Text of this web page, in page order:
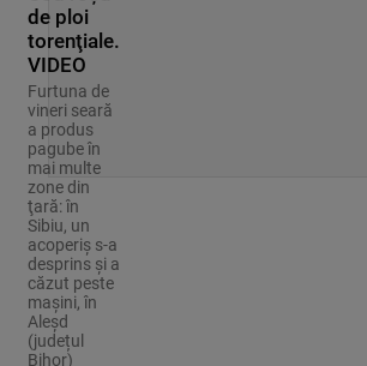
de ploi
torenţiale.
VIDEO
Furtuna de
vineri seară
a produs
pagube în
mai multe
zone din
ţară: în
Sibiu, un
acoperiş s-a
desprins și a
căzut peste
maşini, în
Aleşd
(județul
Bihor)